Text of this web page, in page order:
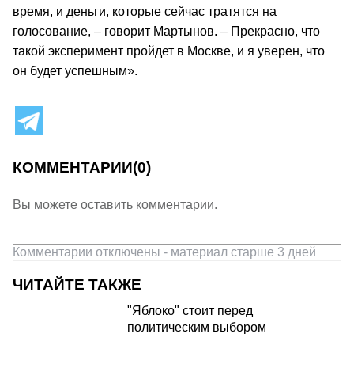
время, и деньги, которые сейчас тратятся на
голосование, – говорит Мартынов. – Прекрасно, что
такой эксперимент пройдет в Москве, и я уверен, что
он будет успешным».
КОММЕНТАРИИ(0)
Вы можете оставить комментарии.
Комментарии отключены - материал старше 3 дней
ЧИТАЙТЕ ТАКЖЕ
"Яблоко" стоит перед
политическим выбором